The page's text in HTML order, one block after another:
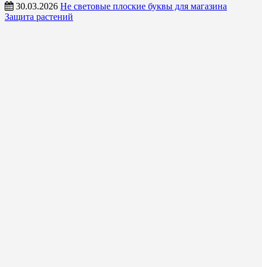
30.03.2026 Не световые плоские буквы для магазина
Защита растений